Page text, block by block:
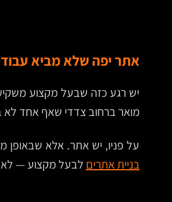
אתר יפה שלא מביא
יש רגע כזה שבעל מקצוע
מואר ברחוב צדדי שאף אחד לא
על פניו, יש אתר. אלא שבאופן
בניית אתרים לבעל מקצוע — לא